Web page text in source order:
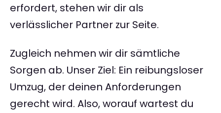
erfordert, stehen wir dir als
verlässlicher Partner zur Seite.
Zugleich nehmen wir dir sämtliche
Sorgen ab. Unser Ziel: Ein reibungsloser
Umzug, der deinen Anforderungen
gerecht wird. Also, worauf wartest du